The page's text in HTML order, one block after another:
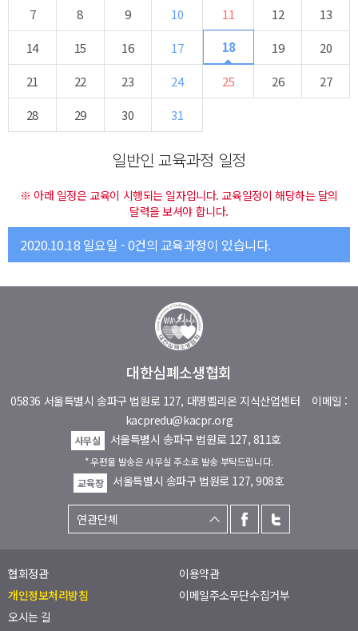
7
8 9 10 11 12
13
14
15 16 17 18 19
20
21
22 23 24 25 26
27
28
29 30 31
일반인 교육과정 일정
※ 아래 일정은 교육이 시행되는 일자입니다. 교육일정이 해당하는 달의
달력을 보셔야 합니다.
2020.10.18 일요일 - 0건의 교육과정이 있습니다.
대한심폐소생협회
05836 서울특별시 송파구 법원로 127, 대명벨리온 지식산업센터 이메일 :
kacpredu@kacpr.org
사무실 서울특별시 송파구 법원로 127, 811호
* 우편물 발송은 사무실 주소로 발송 부탁드립니다.
교육장
서울특별시 송파구 법원로 127, 908호
협회정관
이용약관
개인정보처리방침
이메일주소무단수집거부
오시는 길